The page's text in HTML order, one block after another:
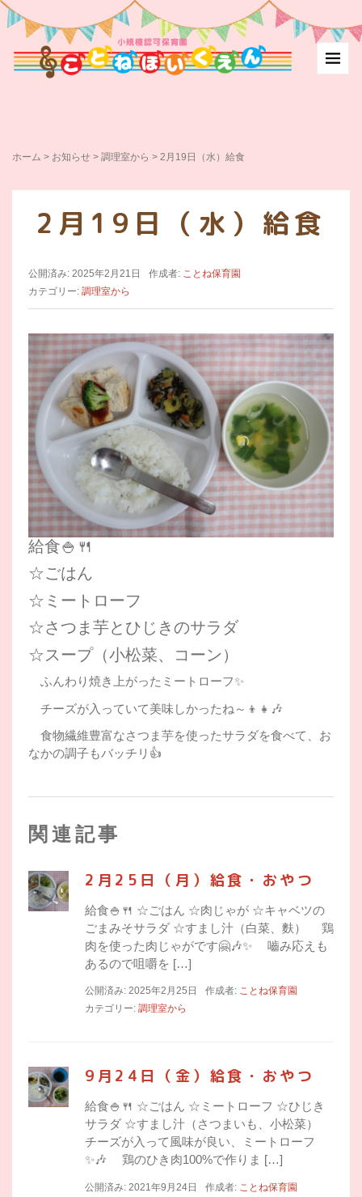
ホーム > お知らせ > 調理室から > 2月19日（水）給食
2月19日（水）給食
公開済み: 2025年2月21日 作成者: ことね保育園
カテゴリー: 調理室から
給食🍚🍴
☆ごはん
☆ミートローフ
☆さつま芋とひじきのサラダ
☆スープ（小松菜、コーン）
ふんわり焼き上がったミートローフ✨
チーズが入っていて美味しかったね～👦👧🎶
食物繊維豊富なさつま芋を使ったサラダを食べて、お
なかの調子もバッチリ👍
関連記事
2月25日（月）給食・おやつ
給食🍚🍴 ☆ごはん ☆肉じゃが ☆キャベツの
ごまみそサラダ ☆すまし汁（白菜、麩） 鶏
肉を使った肉じゃがです🤗🎶✨ 嚙み応えも
あるので咀嚼を […]
公開済み: 2025年2月25日 作成者: ことね保育園
カテゴリー: 調理室から
9月24日（金）給食・おやつ
給食🍚🍴 ☆ごはん ☆ミートローフ ☆ひじき
サラダ ☆すまし汁（さつまいも、小松菜）
チーズが入って風味が良い、ミートローフ
✨🎶 鶏のひき肉100%で作りま […]
公開済み: 2021年9月24日 作成者: ことね保育園